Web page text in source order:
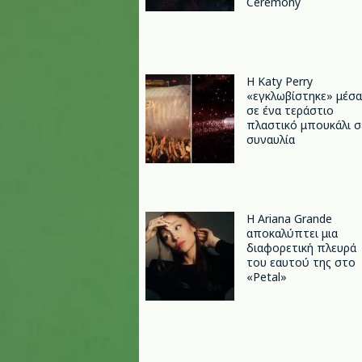
H Katy Perry
«εγκλωβίστηκε» μέσα
σε ένα τεράστιο
πλαστικό μπουκάλι
συναυλία
Η Ariana Grande
αποκαλύπτει μια
διαφορετική πλευρά
του εαυτού της στο
«Petal»